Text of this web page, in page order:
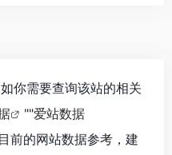
你需要查询该站的相关
""爱站数据
前的网站数据参考，建